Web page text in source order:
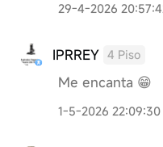
29-4-2026
IPRREY 4 Piso
Me encanta 😁
1-5-2026 22:09:30